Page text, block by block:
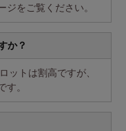
ジをご覧ください。
か？
ットは割高ですが、
す。